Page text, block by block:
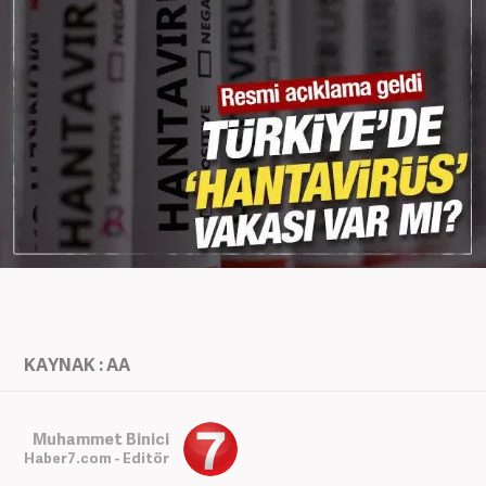
KAYNAK : AA
Muhammet Binici
Haber7.com - Editör